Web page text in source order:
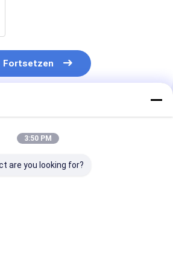
Fortsetzen
3:50 PM
are you looking for?